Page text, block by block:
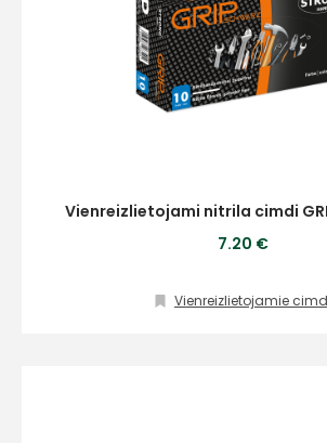
Vienreizlietojami nitrila cimdi
7.20 €
Vienreizlietojamie